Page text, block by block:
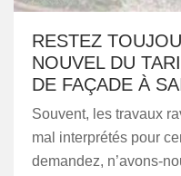
RESTEZ
NOUVEL DU
DE FAÇADE À
Souvent, les travaux
mal interprétés pour
demandez, n’avons-